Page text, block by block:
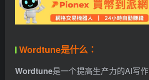
Wordtune是什么：
Wordtune是一个提高生产力的AI写作